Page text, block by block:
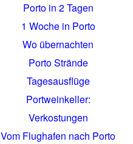
Porto in 2 Tagen
1 Woche in Porto
Wo übernachten
Porto Strände
Tagesausflüge
Portweinkeller:
Verkostungen
Vom Flughafen nach Porto